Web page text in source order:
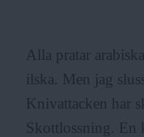
Alla pratar
ilska. Men jag
Knivattacken har
Skottlossning. En